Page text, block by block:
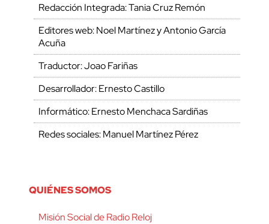
Redacción Integrada: Tania Cruz Remón
Editores web: Noel Martínez y Antonio García
Acuña
Traductor: Joao Fariñas
Desarrollador: Ernesto Castillo
Informático: Ernesto Menchaca Sardiñas
Redes sociales: Manuel Martínez Pérez
QUIÉNES SOMOS
Misión Social de Radio Reloj